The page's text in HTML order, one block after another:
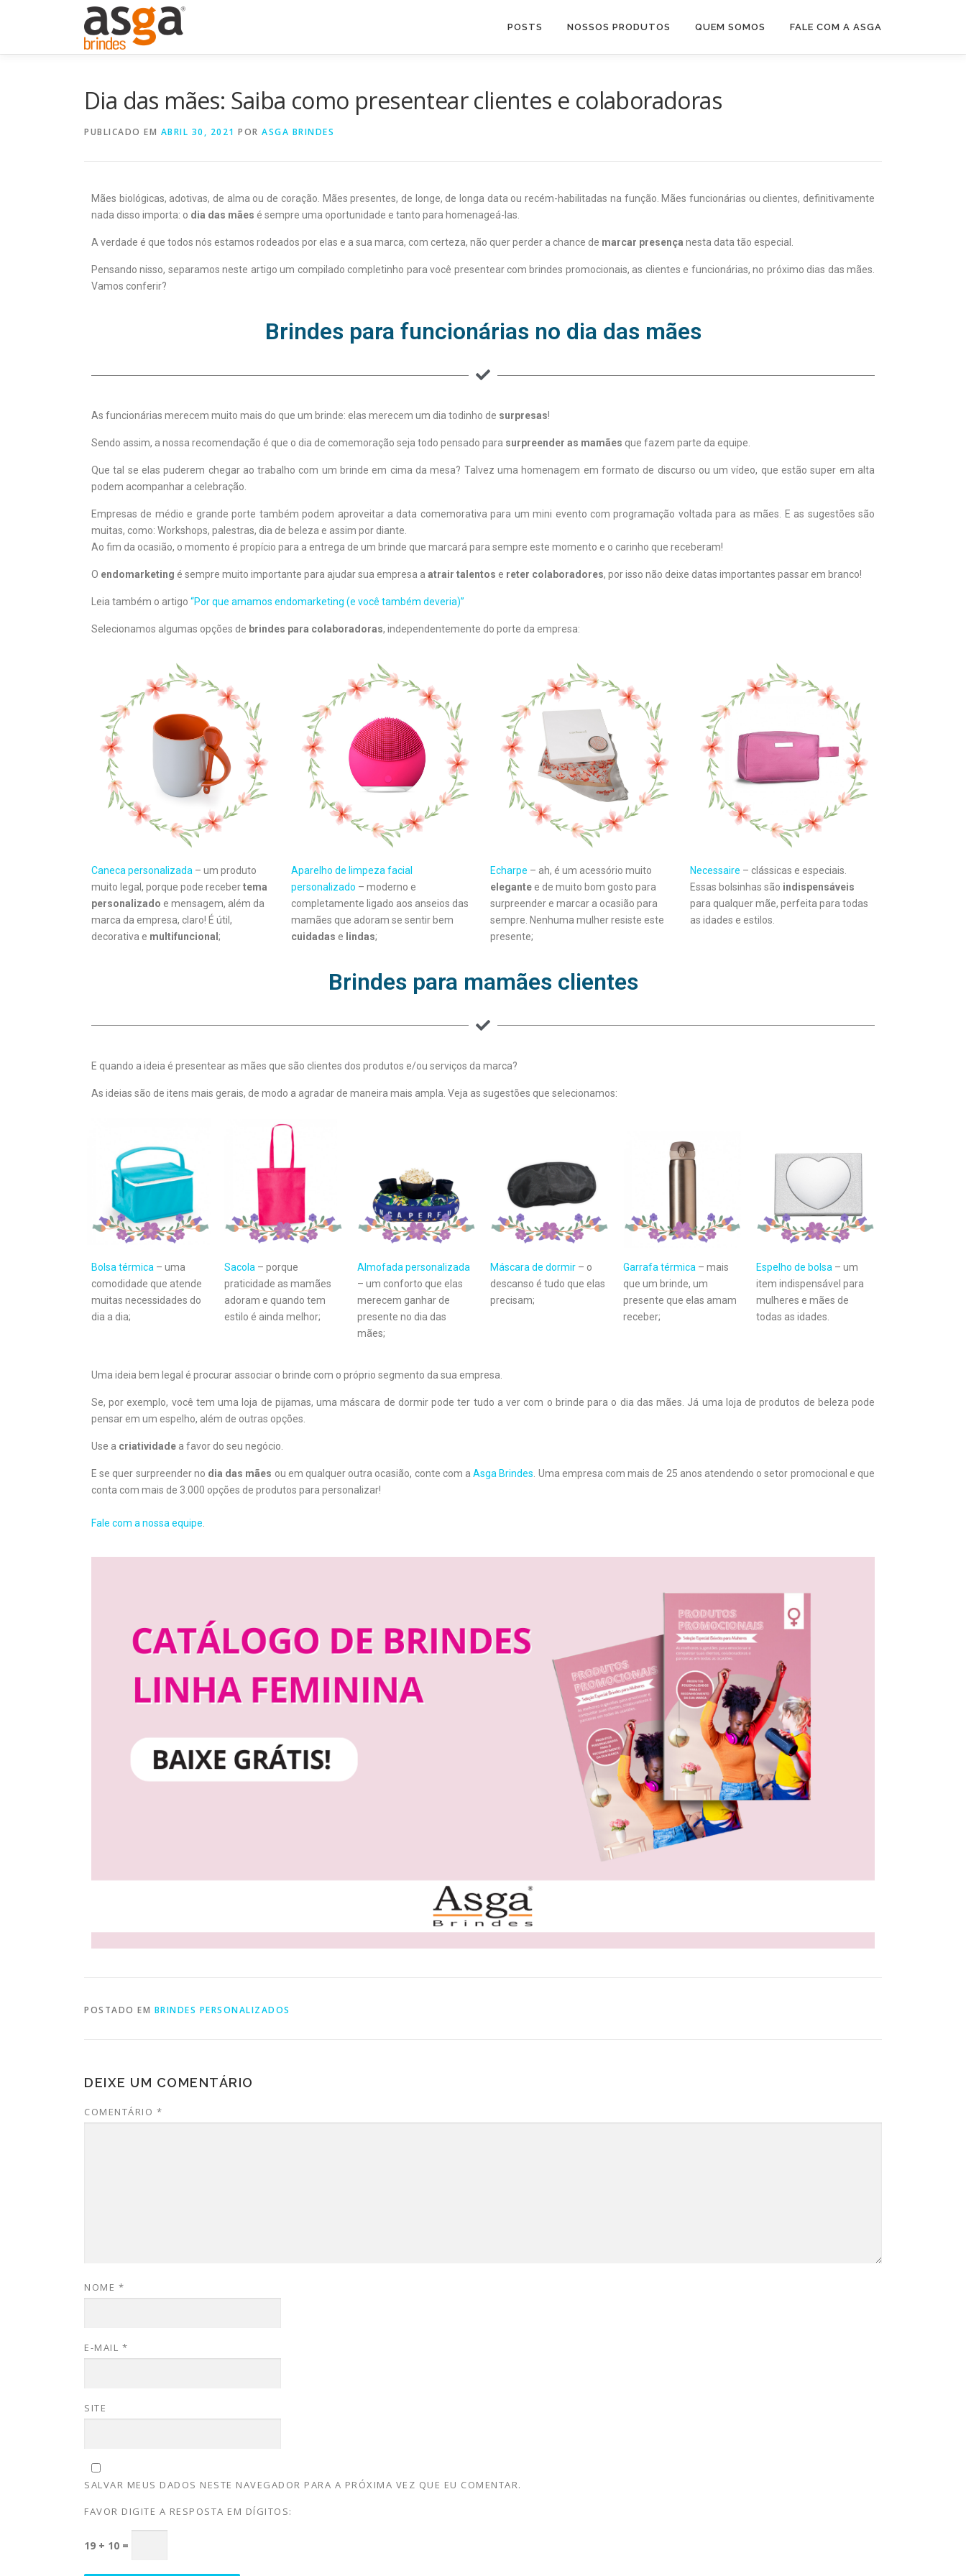
POSTS NOSSOS PRODUTOS QUEM SOMOS FALE COM A ASGA
Dia das mães: Saiba como presentear clientes e colaboradoras
PUBLICADO EM ABRIL 30, 2021 POR ASGA BRINDES
Mães biológicas, adotivas, de alma ou de coração. Mães presentes, de longe, de longa data ou recém-habilitadas na função. Mães funcionárias ou clientes, definitivamente
nada disso importa: o dia das mães é sempre uma oportunidade e tanto para homenageá-las.
A verdade é que todos nós estamos rodeados por elas e a sua marca, com certeza, não quer perder a chance de marcar presença nesta data tão especial.
Pensando nisso, separamos neste artigo um compilado completinho para você presentear com brindes promocionais, as clientes e funcionárias, no próximo dias das mães.
Vamos conferir?
Brindes para funcionárias no dia das mães
As funcionárias merecem muito mais do que um brinde: elas merecem um dia todinho de surpresas!
Sendo assim, a nossa recomendação é que o dia de comemoração seja todo pensado para surpreender as mamães que fazem parte da equipe.
Que tal se elas puderem chegar ao trabalho com um brinde em cima da mesa? Talvez uma homenagem em formato de discurso ou um vídeo, que estão super em alta
podem acompanhar a celebração.
Empresas de médio e grande porte também podem aproveitar a data comemorativa para um mini evento com programação voltada para as mães. E as sugestões são
muitas, como: Workshops, palestras, dia de beleza e assim por diante.
Ao fim da ocasião, o momento é propício para a entrega de um brinde que marcará para sempre este momento e o carinho que receberam!
O endomarketing é sempre muito importante para ajudar sua empresa a atrair talentos e reter colaboradores, por isso não deixe datas importantes passar em branco!
Leia também o artigo “Por que amamos endomarketing (e você também deveria)”
Selecionamos algumas opções de brindes para colaboradoras, independentemente do porte da empresa:
Caneca personalizada – um produto
muito legal, porque pode recebertema
personalizado e mensagem, além da
marca da empresa, claro! É útil,
decorativa e multifuncional;
Aparelho de limpeza facial
personalizado – moderno e
completamente ligado aos anseios das
mamães que adoram se sentir bem
cuidadas e lindas;
Echarpe – ah, é um acessório muito
elegantee de muito bom gosto para
surpreender e marcar a ocasião para
sempre. Nenhuma mulher resiste este
presente;
Necessaire – clássicas e especiais.
Essas bolsinhas são indispensáveis
para qualquer mãe, perfeita para todas
as idades e estilos.
Brindes para mamães clientes
E quando a ideia é presentear as mães que são clientes dos produtos e/ou serviços da marca?
As ideias são de itens mais gerais, de modo a agradar de maneira mais ampla. Veja as sugestões que selecionamos:
Bolsa térmica – uma
comodidade que atende
muitas necessidades do
dia a dia;
Sacola– porque
praticidade as mamães
adoram e quando tem
estilo é ainda melhor;
Almofada personalizada
– um conforto que elas
merecem ganhar de
presente no dia das
mães;
Máscara de dormir– o
descanso é tudo que elas
precisam;
Garrafa térmica– mais
que um brinde, um
presente que elas amam
receber;
Espelho de bolsa– um
item indispensável para
mulheres e mães de
todas as idades.
Uma ideia bem legal é procurar associar o brinde com o próprio segmento da sua empresa.
Se, por exemplo, você tem uma loja de pijamas, uma máscara de dormir pode ter tudo a ver com o brinde para o dia das mães. Já uma loja de produtos de beleza pode
pensar em um espelho, além de outras opções.
Use a criatividade a favor do seu negócio.
E se quer surpreender no dia das mães ou em qualquer outra ocasião, conte com aAsga Brindes. Uma empresa com mais de 25 anos atendendo o setor promocional e que
conta com mais de 3.000 opções de produtos para personalizar!
Fale com a nossa equipe.
POSTADO EM BRINDES PERSONALIZADOS
DEIXE UM COMENTÁRIO
COMENTÁRIO *
NOME *
E-MAIL *
SITE
SALVAR MEUS DADOS NESTE NAVEGADOR PARA A PRÓXIMA VEZ QUE EU COMENTAR.
FAVOR DIGITE A RESPOSTA EM DÍGITOS:
19 + 10 =